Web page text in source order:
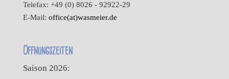
Telefax: +49 (0) 8026 - 92922-29
E-Mail: office(at)wasmeier.de
Öffnungszeiten
Saison 2026: